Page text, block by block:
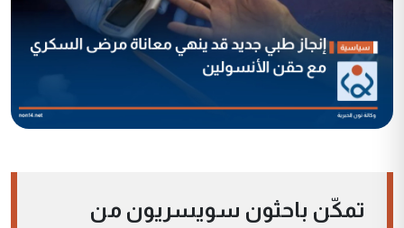
تمكّن باحثون سويسريون من